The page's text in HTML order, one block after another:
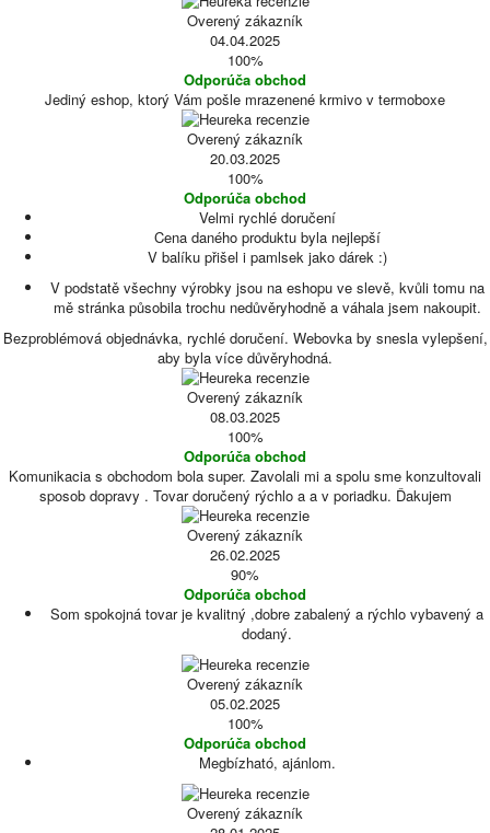
Overený zákazník
04.04.2025
100%
Odporúča obchod
Jediný eshop, ktorý Vám pošle mrazenené krmivo v termoboxe
Overený zákazník
20.03.2025
100%
Odporúča obchod
Velmi rychlé doručení
Cena daného produktu byla nejlepší
V balíku přišel i pamlsek jako dárek :)
V podstatě všechny výrobky jsou na eshopu ve slevě, kvůli tomu na
mě stránka působila trochu nedůvěryhodně a váhala jsem nakoupit.
Bezproblémová objednávka, rychlé doručení. Webovka by snesla vylepšení,
aby byla více důvěryhodná.
Overený zákazník
08.03.2025
100%
Odporúča obchod
Komunikacia s obchodom bola super. Zavolali mi a spolu sme konzultovali
sposob dopravy . Tovar doručený rýchlo a a v poriadku. Ďakujem
Overený zákazník
26.02.2025
90%
Odporúča obchod
Som spokojná tovar je kvalitný ,dobre zabalený a rýchlo vybavený a
dodaný.
Overený zákazník
05.02.2025
100%
Odporúča obchod
Megbízható, ajánlom.
Overený zákazník